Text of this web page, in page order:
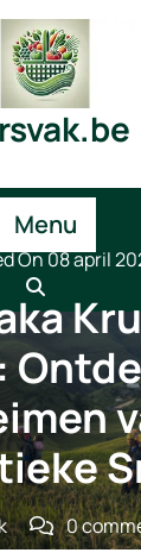
Menu
On 08 april
0